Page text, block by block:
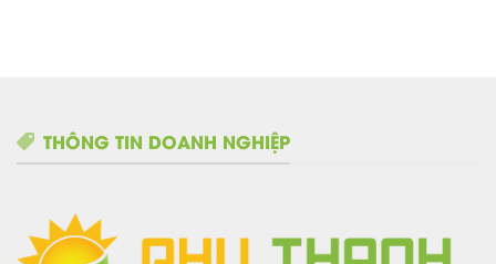
THÔNG TIN DOANH NGHIỆP